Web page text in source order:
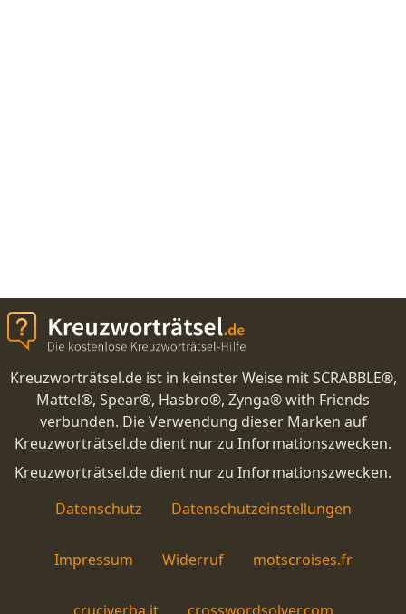
Kreuzworträtsel.de ist in keinster Weise mit SCRABBLE®,
Mattel®, Spear®, Hasbro®, Zynga® with Friends
verbunden. Die Verwendung dieser Marken auf
Kreuzworträtsel.de dient nur zu Informationszwecken.
Kreuzworträtsel.de dient nur zu Informationszwecken.
Datenschutz
Datenschutzeinstellungen
Impressum Widerruf motscroises.fr